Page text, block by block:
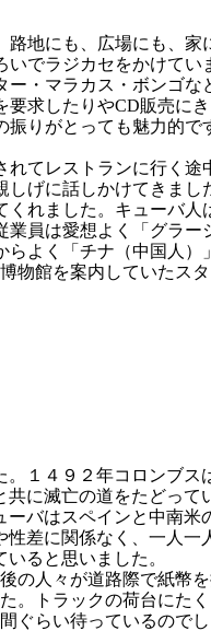
地にも、広場にも、家
でラジカセをかけてい
・マラカス・ボンゴな
求したりやCD販売に
りがとっても魅力的
てレストランに行く途
しげに話しかけてきま
れました。キューバ
員は愛想よく「グラー
よく「チナ（中国人）
物館を案内していたスタ
１４９２年コロンブス
に滅亡の道をたどって
バはスペインと中南米
差に関係なく、一人一
ると思いました。
の人々が道路際で紙幣
。トラックの荷台にた
ぐらい待っているので